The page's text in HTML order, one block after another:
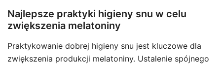
Najlepsze praktyki higieny snu w celu
zwiększenia melatoniny
Praktykowanie dobrej higieny snu jest kluczowe dla
zwiększenia produkcji melatoniny. Ustalenie spójnego